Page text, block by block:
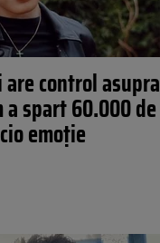
are control asupra
spart 60.000 de
emoție